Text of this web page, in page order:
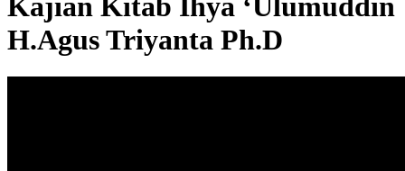
Kajian Kitab Ihya ‘Ulumuddin
H.Agus Triyanta Ph.D